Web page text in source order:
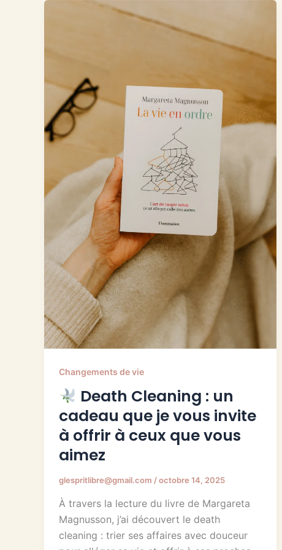
Changements de vie
Death Cleaning : un
cadeau que je vous invite
à offrir à ceux que vous
aimez
glespritlibre@gmail.com /octobre 14, 2025
À travers la lecture du livre de Margareta
Magnusson, j’ai découvert le death
cleaning : trier ses affaires avec douceur